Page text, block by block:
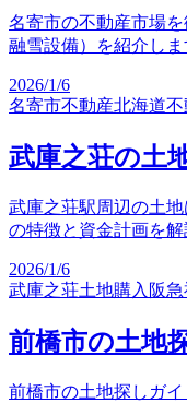
名寄市の不動産市場
融雪設備）を紹介しま
2026/1/6
名寄市不動産北海道
武庫之荘の土
武庫之荘駅周辺の土
の特徴と資金計画を解
2026/1/6
武庫之荘土地購入 阪
前橋市の土地
前橋市の土地探しガ